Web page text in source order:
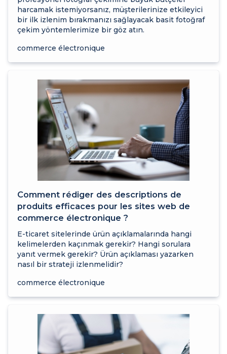
harcamak istemiyorsanız, müşterilerinize etkileyici
bir ilk izlenim bırakmanızı sağlayacak basit fotoğraf
çekim yöntemlerimize bir göz atın.
commerce électronique
Comment rédiger des descriptions de
produits efficaces pour les sites web de
commerce électronique ?
E-ticaret sitelerinde ürün açıklamalarında hangi
kelimelerden kaçınmak gerekir? Hangi sorulara
yanıt vermek gerekir? Ürün açıklaması yazarken
nasıl bir strateji izlenmelidir?
commerce électronique